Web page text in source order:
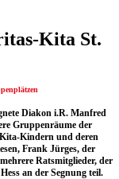
Kita St.
Diakon i.R. Manfred
Gruppenräume der
Kindern und deren
Frank Jürges, der
Ratsmitglieder, der
an der Segnung teil.